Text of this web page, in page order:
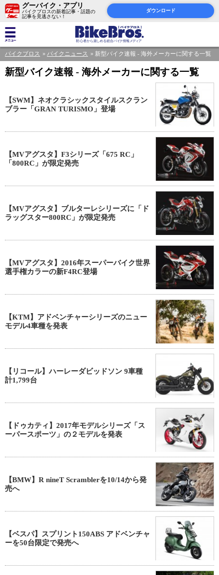
グーバイク・アプリ
バイクブロスの新着記事・話題の
記事を見逃さない！
ダウンロード
バイクブロス バイクニュース 新型バイク速報 - 海外メーカーに関する一覧
新型バイク速報 - 海外メーカーに関する一覧
【SWM】ネオクラシックスタイルスクラン
ブラー「GRAN TURISMO」登場
【MVアグスタ】F3シリーズ「675 RC」
「800RC」が限定発売
【MVアグスタ】ブルターレシリーズに「ド
ラッグスター800RC」が限定発売
【MVアグスタ】2016年スーパーバイク世界
選手権カラーの新F4RC登場
【KTM】アドベンチャーシリーズのニュー
モデル4車種を発表
【リコール】ハーレーダビッドソン 9車種
計1,799台
【ドゥカティ】2017年モデルシリーズ「ス
ーパースポーツ」の２モデルを発表
【BMW】R nineT Scramblerを10/14から発
売へ
【ベスパ】スプリント150ABS アドベンチャ
ーを50台限定で発売へ